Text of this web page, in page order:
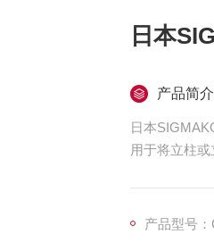
日本
产品简介
日本
用于将立柱
产品型号